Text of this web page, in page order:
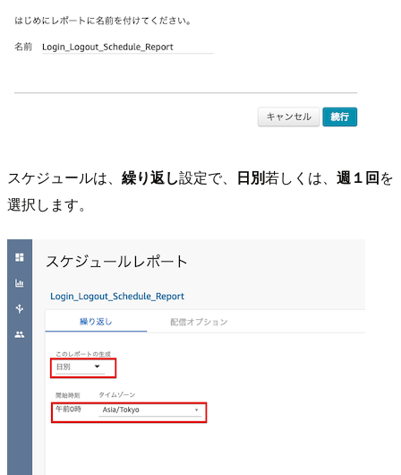
スケジュールは、 繰り返し設定で、 日別若しくは、 週１回を
選択します。